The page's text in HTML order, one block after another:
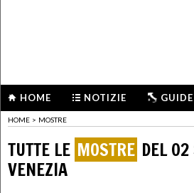
HOME NOTIZIE GUIDE
HOME > MOSTRE
TUTTE LE MOSTRE DEL
VENEZIA